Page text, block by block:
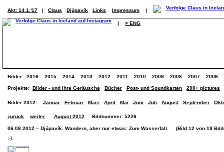
Akt: 14.1.'17 | Claus Djúpavík Links Impressum |
| > ENG
Bilder: 2016 2015 2014 2013 2012 2011 2010 2009 2008 2007 2006
Projekte: Bilder - und ihre Geräusche Bücher Post- und Soundkarten 200+ pictures
Bilder 2012: Januar Februar März April Mai Juni Juli August September
zurück weiter August 2012 Bildnummer: 5226
06.08.2012 – Djúpavík. Wandern, aber nur etwas: Zum Wasserfall. (Bild 12 von 19
:-).